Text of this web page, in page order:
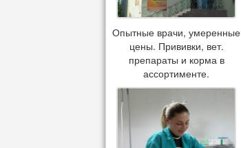
Опытные врачи, умеренные
цены. Прививки, вет.
препараты и корма в
ассортименте.